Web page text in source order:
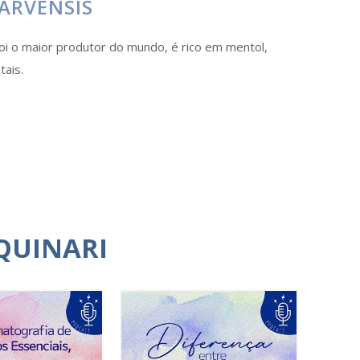
o maior produtor do mundo, é rico em mentol,